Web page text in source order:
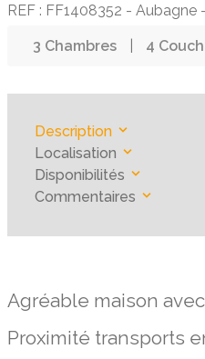
REF : FF1408352 -
3 Chambres 4
Description
Localisation
Disponibilités
Commentaires
Agréable maison
Proximité transports